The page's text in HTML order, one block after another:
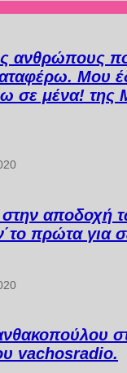
ανθρώπους
Μου
σε μένα! της
στην αποδοχή
πρώτα για
vachosradio.